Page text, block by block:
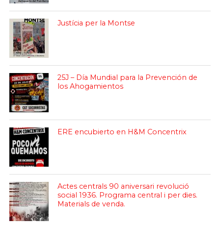
Justícia per la Montse
25J – Día Mundial para la Prevención de
los Ahogamientos
ERE encubierto en H&M Concentrix
Actes centrals 90 aniversari revolució
social 1936. Programa central i per dies.
Materials de venda.